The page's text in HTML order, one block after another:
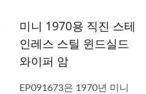
미니 1970용 직진 스테
인레스 스틸 윈드실드
와이퍼 암
EP091673은 1970년 미니